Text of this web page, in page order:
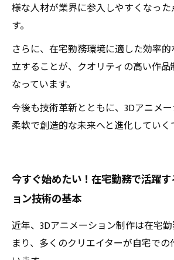
様な人材が業界に参入しやすくなっ
す。
さらに、在宅勤務環境に適した効率
立することが、クオリティの高い作品
なっています。
今後も技術革新とともに、3Dアニメ
柔軟で創造的な未来へと進化していく
今すぐ始めたい！在宅勤務で活躍
ョン技術の基本
近年、3Dアニメーション制作は在宅
まり、多くのクリエイターが自宅で